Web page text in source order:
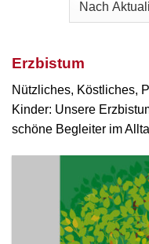
Erzbistum
Nützliches, Köstliches,
Kinder: Unsere
schöne Begleiter im